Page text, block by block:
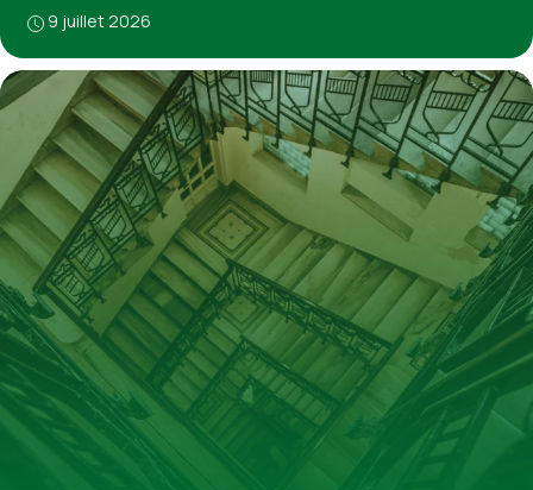
9 juillet 2026